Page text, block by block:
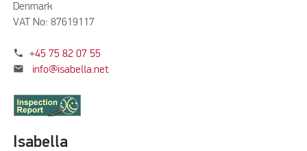
Denmark
VAT No: 87619117
phone +45 75 82 07 55
mail info@isabella.net
Isabella